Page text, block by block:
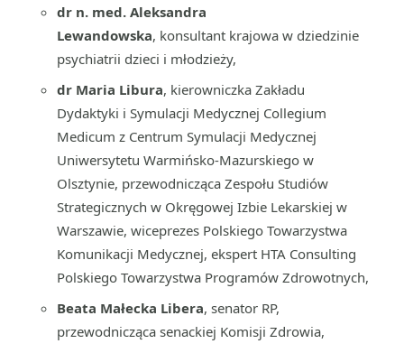
dr n. med. Aleksandra
Lewandowska, konsultant krajowa w dziedzinie
psychiatrii dzieci i młodzieży,
dr Maria Libura, kierowniczka Zakładu
Dydaktyki i Symulacji Medycznej Collegium
Medicum z Centrum Symulacji Medycznej
Uniwersytetu Warmińsko-Mazurskiego w
Olsztynie, przewodnicząca Zespołu Studiów
Strategicznych w Okręgowej Izbie Lekarskiej w
Warszawie, wiceprezes Polskiego Towarzystwa
Komunikacji Medycznej, ekspert HTA Consulting
Polskiego Towarzystwa Programów Zdrowotnych,
Beata Małecka Libera, senator RP,
przewodnicząca senackiej Komisji Zdrowia,